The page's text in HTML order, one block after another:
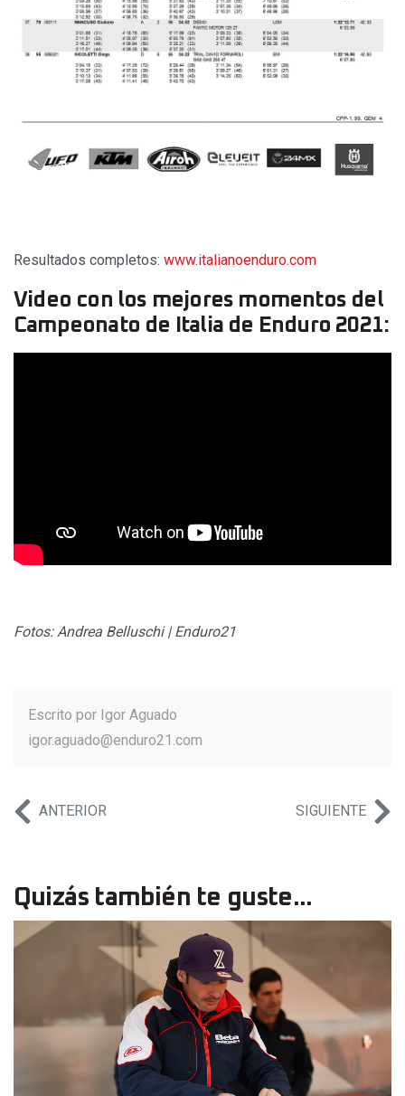
Resultados completos: www.italianoenduro.com
Video con los mejores momentos del
Campeonato de Italia de Enduro 2021:
Fotos: Andrea Belluschi | Enduro21
Escrito por Igor Aguado
igor.aguado@enduro21.com
ANTERIOR SIGUIENTE
Quizás también te guste...